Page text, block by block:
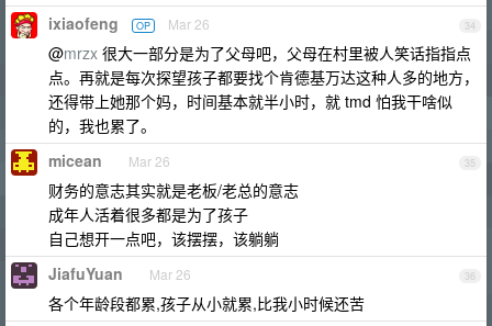
34
ixiaofeng OP Mar 26
@mrzx 很大一部分是为了父母吧，父母在村里被人笑话指指点
点。再就是每次探望孩子都要找个肯德基万达这种人多的地方，
还得带上她那个妈，时间基本就半小时，就 tmd 怕我干啥似
的，我也累了。
35
micean Mar 26
财务的意志其实就是老板/老总的意志
成年人活着很多都是为了孩子
自己想开一点吧，该摆摆，该躺躺
36
JiafuYuan Mar 26
各个年龄段都累,孩子从小就累,比我小时候还苦